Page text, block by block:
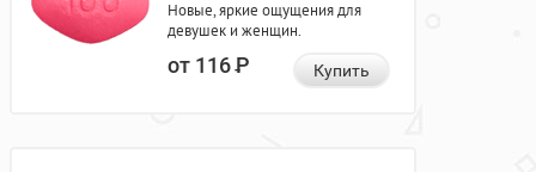
Новые, яркие ощущения для
девушек и женщин.
от 116Р Купить